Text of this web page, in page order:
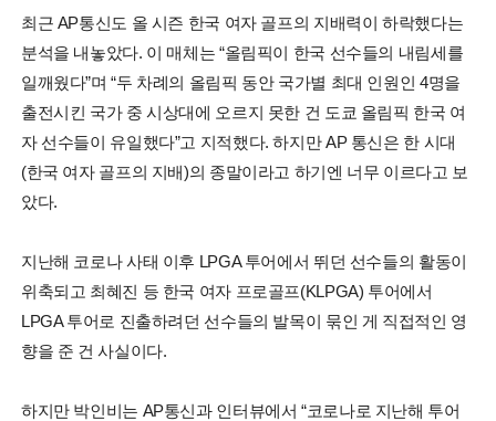
최근 AP통신도 올 시즌 한국 여자 골프의 지배력이 하락했다는
분석을 내놓았다. 이 매체는 “올림픽이 한국 선수들의 내림세를
일깨웠다”며 “두 차례의 올림픽 동안 국가별 최대 인원인 4명을
출전시킨 국가 중 시상대에 오르지 못한 건 도쿄 올림픽 한국 여
자 선수들이 유일했다”고 지적했다. 하지만 AP 통신은 한 시대
(한국 여자 골프의 지배)의 종말이라고 하기엔 너무 이르다고 보
았다.
지난해 코로나 사태 이후 LPGA 투어에서 뛰던 선수들의 활동이
위축되고 최혜진 등 한국 여자 프로골프(KLPGA) 투어에서
LPGA 투어로 진출하려던 선수들의 발목이 묶인 게 직접적인 영
향을 준 건 사실이다.
하지만 박인비는 AP통신과 인터뷰에서 “코로나로 지난해 투어